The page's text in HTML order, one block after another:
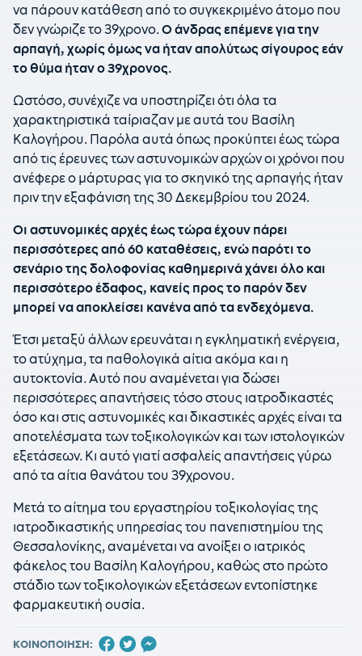
να πάρουν κατάθεση από το συγκεκριμένο άτομο που
δεν γνώριζε το 39χρονο. Ο άνδρας επέμενε για την
αρπαγή, χωρίς όμως να ήταν απολύτως σίγουρος εάν
το θύμα ήταν ο 39χρονος.
Ωστόσο, συνέχιζε να υποστηρίζει ότι όλα τα
χαρακτηριστικά ταίριαζαν με αυτά του Βασίλη
Καλογήρου. Παρόλα αυτά όπως προκύπτει έως τώρα
από τις έρευνες των αστυνομικών αρχών οι χρόνοι που
ανέφερε ο μάρτυρας για το σκηνικό της αρπαγής ήταν
πριν την εξαφάνιση της 30 Δεκεμβρίου του 2024.
Οι αστυνομικές αρχές έως τώρα έχουν πάρει
περισσότερες από 60 καταθέσεις, ενώ παρότι το
σενάριο της δολοφονίας καθημερινά χάνει όλο και
περισσότερο έδαφος, κανείς προς το παρόν δεν
μπορεί να αποκλείσει κανένα από τα ενδεχόμενα.
Έτσι μεταξύ άλλων ερευνάται η εγκληματική ενέργεια,
το ατύχημα, τα παθολογικά αίτια ακόμα και η
αυτοκτονία. Αυτό που αναμένεται για δώσει
περισσότερες απαντήσεις τόσο στους ιατροδικαστές
όσο και στις αστυνομικές και δικαστικές αρχές είναι τα
αποτελέσματα των τοξικολογικών και των ιστολογικών
εξετάσεων. Κι αυτό γιατί ασφαλείς απαντήσεις γύρω
από τα αίτια θανάτου του 39χρονου.
Μετά το αίτημα του εργαστηρίου τοξικολογίας της
ιατροδικαστικής υπηρεσίας του πανεπιστημίου της
Θεσσαλονίκης, αναμένεται να ανοίξει ο ιατρικός
φάκελος του Βασίλη Καλογήρου, καθώς στο πρώτο
στάδιο των τοξικολογικών εξετάσεων εντοπίστηκε
φαρμακευτική ουσία.
ΚΟΙΝΟΠΟΙΗΣΗ: